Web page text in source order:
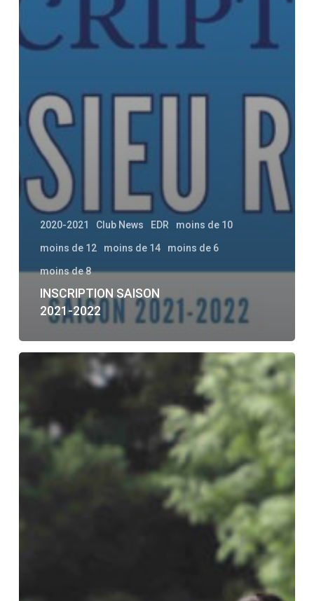
2020-2021 Club News EDR moins de 10
moins de 12 moins de 14 moins de 6
moins de 8
INSCRIPTION SAISON
2021-2022